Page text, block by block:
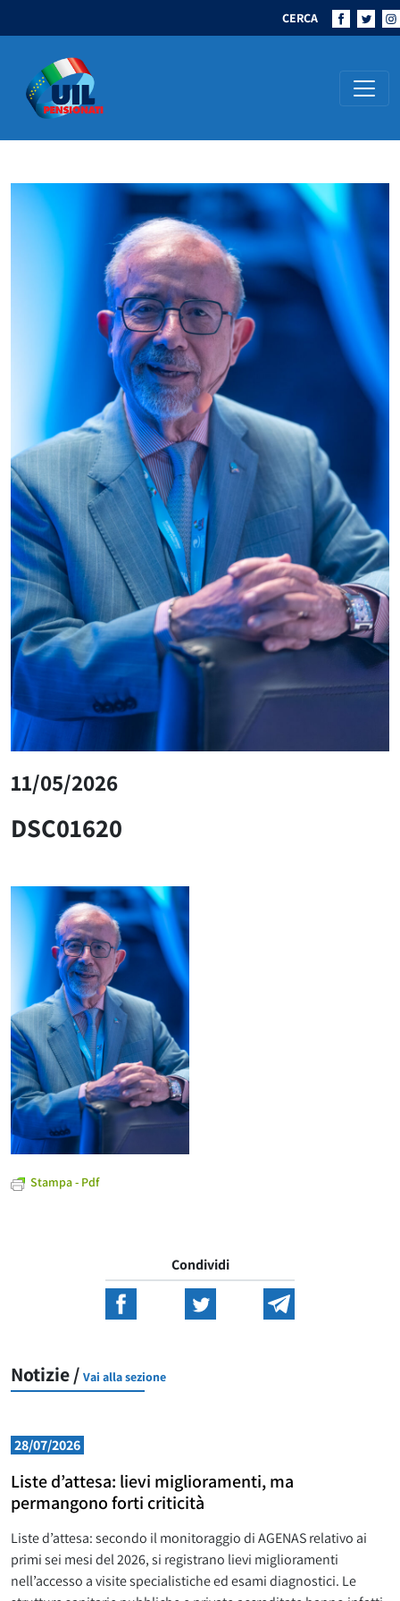
CERCA
Navigazione principale
11/05/2026
DSC01620
Stampa - Pdf
Condividi
Notizie / Vai alla sezione
28/07/2026
Liste d’attesa: lievi miglioramenti, ma
permangono forti criticità
Liste d’attesa: secondo il monitoraggio di AGENAS relativo ai
primi sei mesi del 2026, si registrano lievi miglioramenti
nell’accesso a visite specialistiche ed esami diagnostici. Le